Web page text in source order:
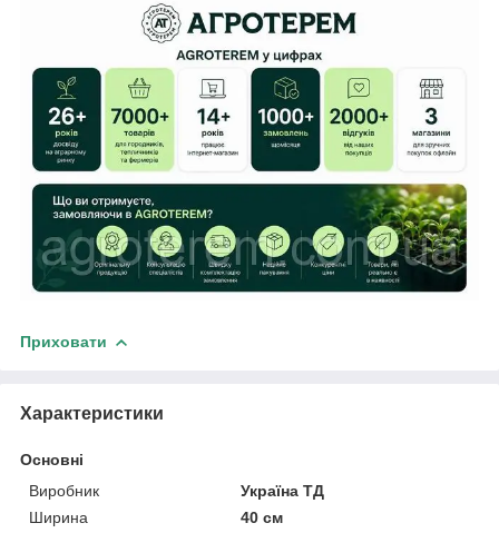
Приховати
Характеристики
Основні
Виробник
Україна ТД
Ширина
40 см